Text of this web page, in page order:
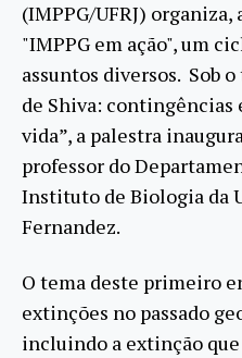
(IMPPG/UFRJ)
"IMPPG em ação", um
assuntos diversos. Sob
de Shiva: contingências
vida”, a palestra
professor do
Instituto de Biologia da
Fernandez.
O tema deste primeiro
extinções no passado
incluindo a extinção